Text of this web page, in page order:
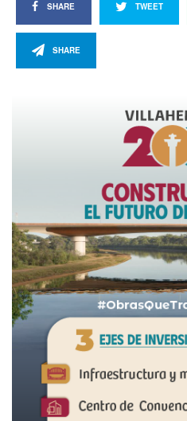
SHARE TWEET
SHARE